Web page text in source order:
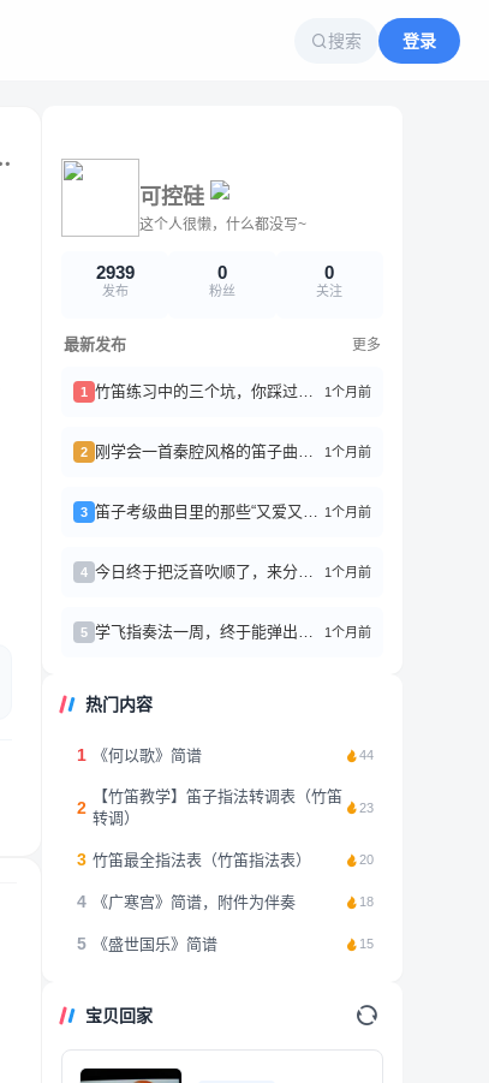
搜索 登录
可控硅
这个人很懒，什么都没写~
2939
发布
0
粉丝
0
关注
最新发布 更多
1 竹笛练习中的三个坑，你踩过几个？ 1个月前
2 刚学会一首秦腔风格的笛子曲《苦音慢板》，吹得我浑身鸡皮疙瘩 1个月前
3 笛子考级曲目里的那些“又爱又恨”的曲子 1个月前
4 今日终于把泛音吹顺了，来分享点心得 1个月前
5 学飞指奏法一周，终于能弹出像样的旋律了！ 1个月前
热门内容
1 《何以歌》简谱 44
2
【竹笛教学】笛子指法转调表（竹笛
转调）
23
3 竹笛最全指法表（竹笛指法表） 20
4 《广寒宫》简谱，附件为伴奏 18
5 《盛世国乐》简谱 15
宝贝回家